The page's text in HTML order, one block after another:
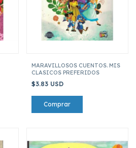
MARAVILLOSOS CUENTOS. MIS
CLASICOS PREFERIDOS
$3.83 USD